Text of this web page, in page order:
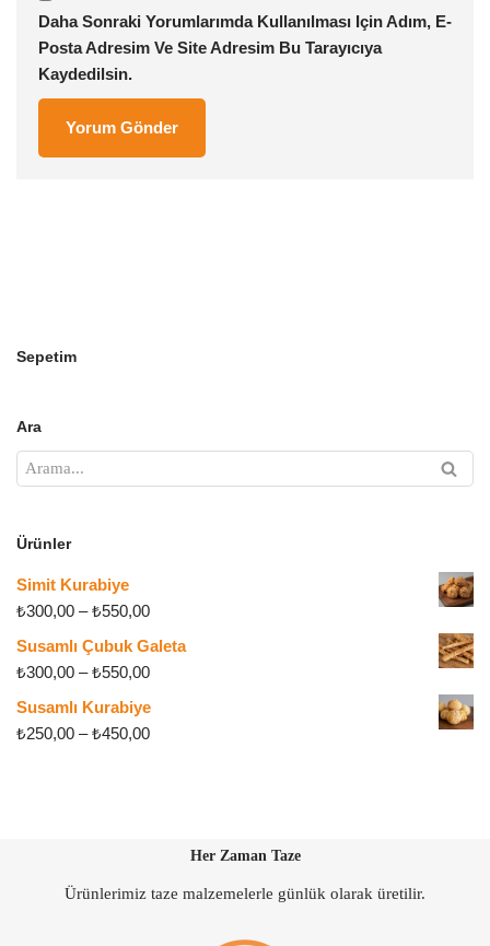
Daha Sonraki Yorumlarımda Kullanılması Için Adım, E-
Posta Adresim Ve Site Adresim Bu Tarayıcıya
Kaydedilsin.
Sepetim
Ara
Ürünler
Simit Kurabiye
₺300,00 –₺550,00
Susamlı Çubuk Galeta
₺300,00 –₺550,00
Susamlı Kurabiye
₺250,00 –₺450,00
Her Zaman Taze
Ürünlerimiz taze malzemelerle günlük olarak üretilir.